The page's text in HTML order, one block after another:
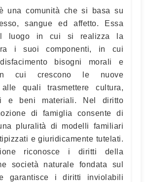
una comunità che si basa su
sangue ed affetto. Essa
il luogo in cui si realizza la
i suoi componenti, in cui
bisogni morali e
cui crescono le nuove
alle quali trasmettere cultura,
e beni materiali. Nel diritto
di famiglia consente di
pluralità di modelli familiari
e giuridicamente tutelati.
riconosce i diritti della
società naturale fondata sul
garantisce i diritti inviolabili